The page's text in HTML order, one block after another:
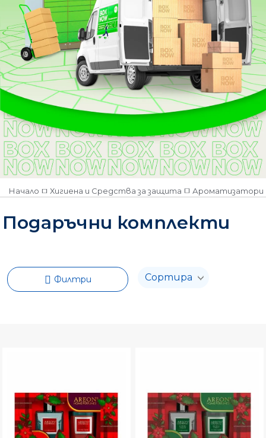
Начало Хигиена и Средства за защита Ароматизатори
Подаръчни комплекти
Филтри